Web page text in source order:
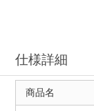
仕様詳細
商品名